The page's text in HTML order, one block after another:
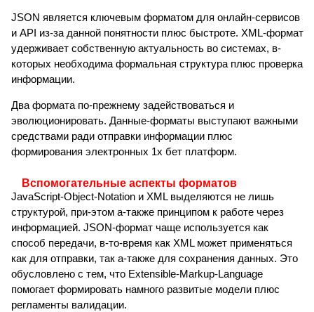
JSON является ключевым форматом для онлайн-сервисов
и API из-за данной понятности плюс быстроте. XML-формат
удерживает собственную актуальность во системах, в-
которых необходима формальная структура плюс проверка
информации.
Два формата по-прежнему задействоваться и
эволюционировать. Данные-форматы выступают важными
средствами ради отправки информации плюс
формирования электронных 1х бет платформ.
Вспомогательные аспекты форматов
JavaScript-Object-Notation и XML выделяются не лишь
структурой, при-этом а-также принципом к работе через
информацией. JSON-формат чаще используется как
способ передачи, в-то-время как XML может применяться
как для отправки, так а-также для сохранения данных. Это
обусловлено с тем, что Extensible-Markup-Language
помогает формировать намного развитые модели плюс
регламенты валидации.